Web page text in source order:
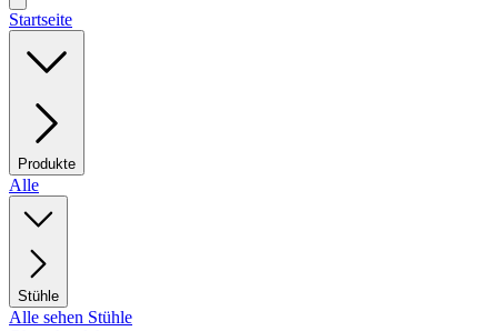
Startseite
Produkte
Alle
Stühle
Alle sehen Stühle